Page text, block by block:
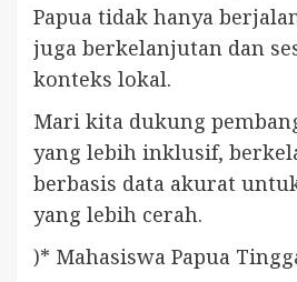
Papua tidak hanya
juga berkelanjutan dan
konteks lokal.
Mari kita dukung
yang lebih inklusif,
berbasis data akurat
yang lebih cerah.
)* Mahasiswa Papua